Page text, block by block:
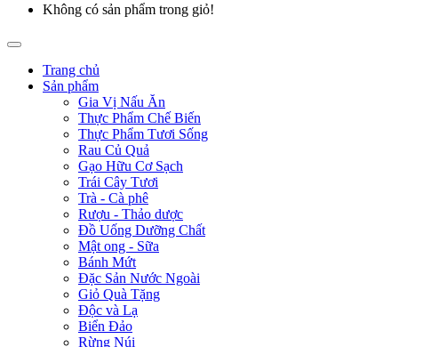
Không có sản phẩm trong giỏ!
Trang chủ
Sản phẩm
Gia Vị Nấu Ăn
Thực Phẩm Chế Biến
Thực Phẩm Tươi Sống
Rau Củ Quả
Gạo Hữu Cơ Sạch
Trái Cây Tươi
Trà - Cà phê
Rượu - Thảo dược
Đồ Uống Dưỡng Chất
Mật ong - Sữa
Bánh Mứt
Đặc Sản Nước Ngoài
Giỏ Quà Tặng
Độc và Lạ
Biển Đảo
Rừng Núi